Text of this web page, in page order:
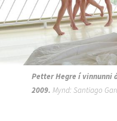
Petter Hegre í vinnunni
2009. Mynd: Santiago